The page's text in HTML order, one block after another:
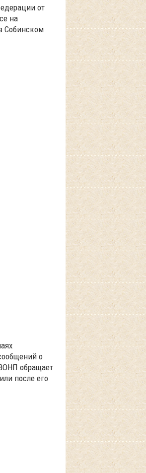
от
на
Собинском
о
обращает
после его